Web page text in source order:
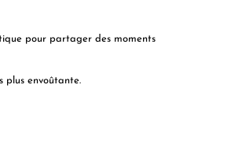
pour partager des moments
plus envoûtante.